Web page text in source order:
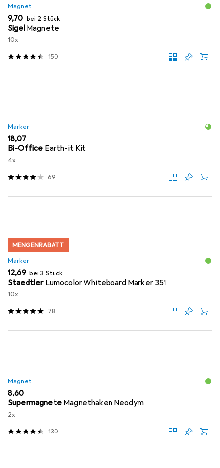
Magnet
EUR
9,70 bei 2 Stück
Sigel Magnete
10x
150
Marker
EUR
18,07
Bi-Office Earth-it Kit
4x
69
MENGENRABATT
Marker
EUR
12,69 bei 3 Stück
Staedtler Lumocolor Whiteboard Marker 351
10x
78
Magnet
EUR
8,60
Supermagnete Magnethaken Neodym
2x
130